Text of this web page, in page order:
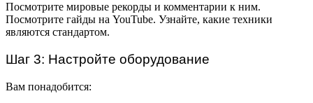
Посмотрите мировые рекорды и комментарии к ним.
Посмотрите гайды на YouTube. Узнайте, какие техники
являются стандартом.
Шаг 3: Настройте оборудование
Вам понадобится: